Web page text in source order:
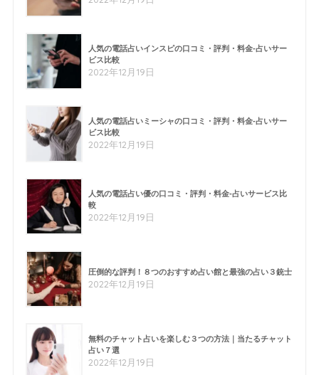
人気の電話占いインスピの口コミ・評判・料金-占いサー
ビス比較
2022年12月19日
人気の電話占いミーシャの口コミ・評判・料金-占いサー
ビス比較
2022年12月19日
人気の電話占い優の口コミ・評判・料金-占いサービス比
較
2022年12月19日
圧倒的な評判！８つのおすすめ占い館と最強の占い３銃士
2022年12月19日
無料のチャット占いを楽しむ３つの方法｜当たるチャット
占い７選
2022年12月19日